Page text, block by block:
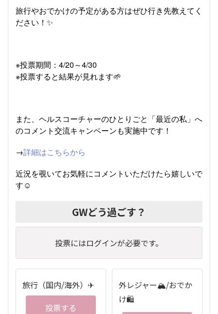
旅行やおでかけの予定がある方はぜひ行き先教えてく
ださい！✨
※投票期間：4/20～4/30
※投票すると結果が見れます🌱
また、ヘルスコーチャーのひとりごと「最近の私」へ
のコメント交流キャンペーンも実施中です！
→詳細はこちらから
近況を覗いてお気軽にコメントいただけたら嬉しいで
す☺
GWどう過ごす？
投票にはログインが必要です。
旅行（国内/海外）✈
投票する
外レジャー🏔/おでか
け🛍